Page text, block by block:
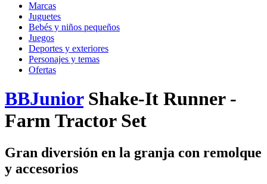
Marcas
Juguetes
Bebés y niños pequeños
Juegos
Deportes y exteriores
Personajes y temas
Ofertas
BBJuniorShake-It Runner -
Farm Tractor Set
Gran diversión en la granja con remolque
y accesorios